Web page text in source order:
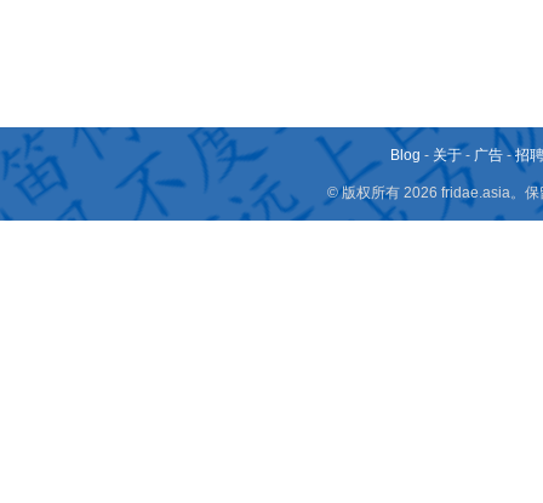
Blog - 关于 - 广告 -招
© 版权所有 2026 fridae.asia。